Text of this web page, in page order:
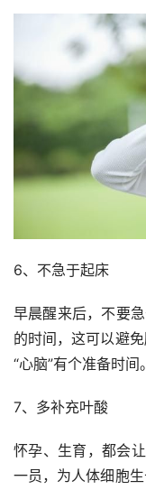
6、不急于起床
早晨醒来后，不要
的时间，这可以避
“心脑”有个准备时间。
7、多补充叶酸
怀孕、生育，都会
一员，为人体细胞